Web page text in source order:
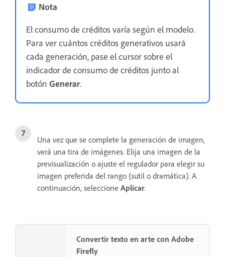
Nota
El consumo de créditos varía según el modelo.
Para ver cuántos créditos generativos usará
cada generación, pase el cursor sobre el
indicador de consumo de créditos junto al
botón Generar.
Una vez que se complete la generación de imagen,
verá una tira de imágenes. Elija una imagen de la
previsualización o ajuste el regulador para elegir su
imagen preferida del rango (sutil o dramática). A
continuación, seleccione Aplicar.
Convertir texto en arte con Adobe
Firefly